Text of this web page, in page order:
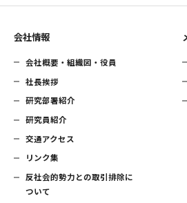
会社情報
会社概要・組織図・役員
社長挨拶
研究部署紹介
研究員紹介
交通アクセス
リンク集
反社会的勢力との取引排除に
ついて